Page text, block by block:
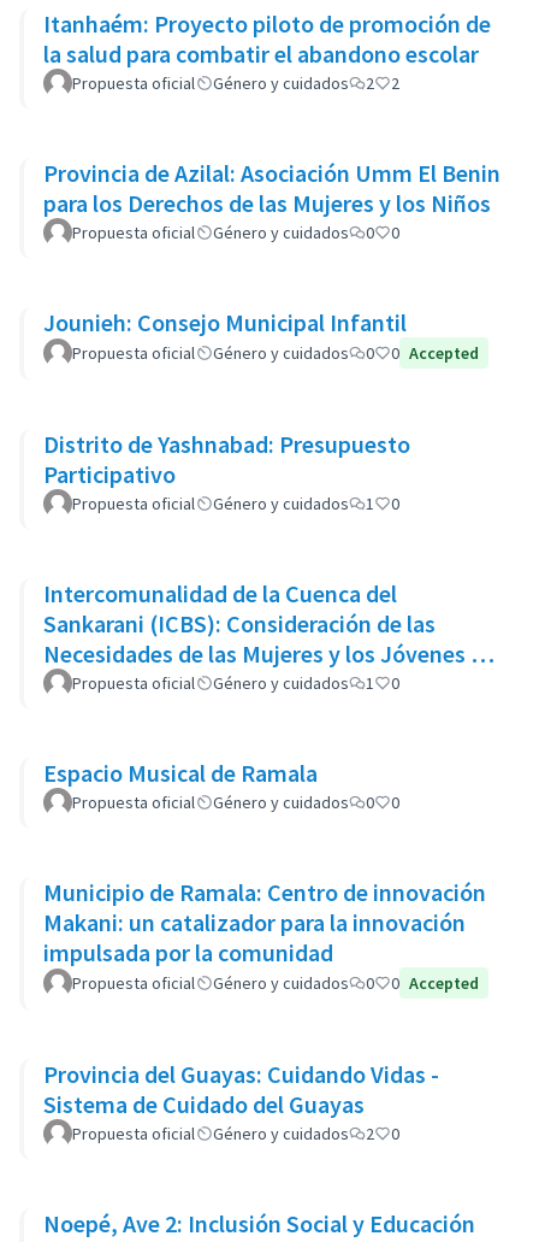
Itanhaém: Proyecto piloto de promoción de
la salud para combatir el abandono escolar
Propuesta oficial Género y cuidados 2 2
Provincia de Azilal: Asociación Umm El Benin
para los Derechos de las Mujeres y los Niños
Propuesta oficial Género y cuidados 0 0
Jounieh: Consejo Municipal Infantil
Propuesta oficial Género y cuidados 0 0 Accepted
Distrito de Yashnabad: Presupuesto
Participativo
Propuesta oficial Género y cuidados 1 0
Intercomunalidad de la Cuenca del
Sankarani (ICBS): Consideración de las
Necesidades de las Mujeres y los Jóvenes en
el Proyecto de Engorde Bovino
Propuesta oficial Género y cuidados 1 0
Espacio Musical de Ramala
Propuesta oficial Género y cuidados 0 0
Municipio de Ramala: Centro de innovación
Makani: un catalizador para la innovación
impulsada por la comunidad
Propuesta oficial Género y cuidados 0 0 Accepted
Provincia del Guayas: Cuidando Vidas -
Sistema de Cuidado del Guayas
Propuesta oficial Género y cuidados 2 0
Noepé, Ave 2: Inclusión Social y Educación